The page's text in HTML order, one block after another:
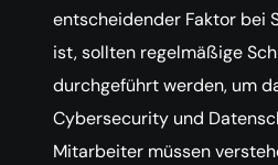
entscheidender Faktor bei
ist, sollten regelmäßige
durchgeführt werden, um
Cybersecurity und
Mitarbeiter müssen